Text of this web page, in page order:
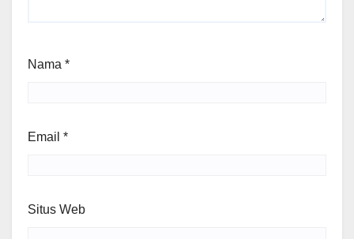
Nama *
Email *
Situs Web